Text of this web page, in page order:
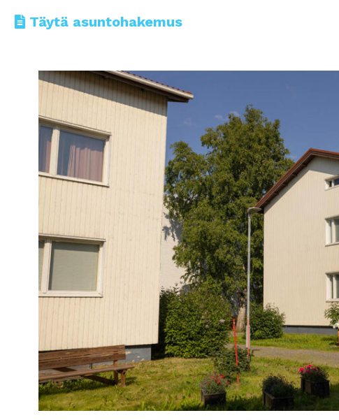
Täytä asuntohakemus